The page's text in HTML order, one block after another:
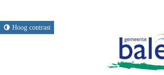
Hoog contrast